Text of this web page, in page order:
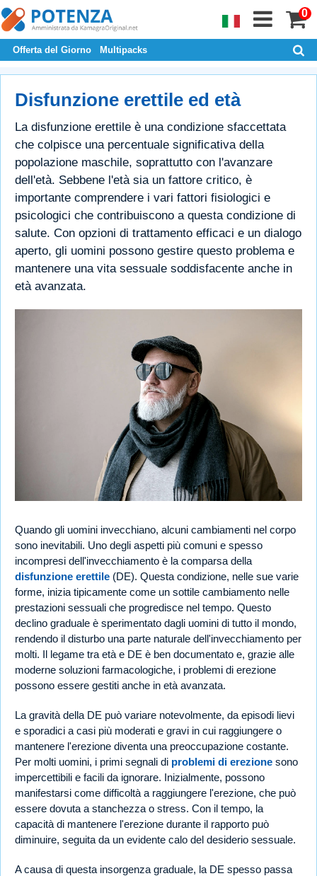
0
Offerta del Giorno Multipacks
Disfunzione erettile ed età
La disfunzione erettile è una condizione sfaccettata
che colpisce una percentuale significativa della
popolazione maschile, soprattutto con l'avanzare
dell'età. Sebbene l'età sia un fattore critico, è
importante comprendere i vari fattori fisiologici e
psicologici che contribuiscono a questa condizione di
salute. Con opzioni di trattamento efficaci e un dialogo
aperto, gli uomini possono gestire questo problema e
mantenere una vita sessuale soddisfacente anche in
età avanzata.
Quando gli uomini invecchiano, alcuni cambiamenti nel corpo
sono inevitabili. Uno degli aspetti più comuni e spesso
incompresi dell'invecchiamento è la comparsa della
disfunzione erettile (DE). Questa condizione, nelle sue varie
forme, inizia tipicamente come un sottile cambiamento nelle
prestazioni sessuali che progredisce nel tempo. Questo
declino graduale è sperimentato dagli uomini di tutto il mondo,
rendendo il disturbo una parte naturale dell'invecchiamento per
molti. Il legame tra età e DE è ben documentato e, grazie alle
moderne soluzioni farmacologiche, i problemi di erezione
possono essere gestiti anche in età avanzata.
La gravità della DE può variare notevolmente, da episodi lievi
e sporadici a casi più moderati e gravi in cui raggiungere o
mantenere l'erezione diventa una preoccupazione costante.
Per molti uomini, i primi segnali di problemi di erezione sono
impercettibili e facili da ignorare. Inizialmente, possono
manifestarsi come difficoltà a raggiungere l'erezione, che può
essere dovuta a stanchezza o stress. Con il tempo, la
capacità di mantenere l'erezione durante il rapporto può
diminuire, seguita da un evidente calo del desiderio sessuale.
A causa di questa insorgenza graduale, la DE spesso passa